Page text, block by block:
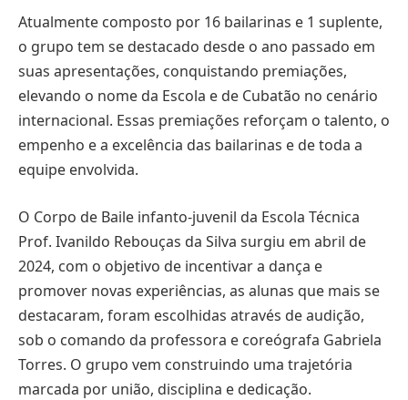
Atualmente composto por 16 bailarinas e 1 suplente,
o grupo tem se destacado desde o ano passado em
suas apresentações, conquistando premiações,
elevando o nome da Escola e de Cubatão no cenário
internacional. Essas premiações reforçam o talento, o
empenho e a excelência das bailarinas e de toda a
equipe envolvida.
O Corpo de Baile infanto-juvenil da Escola Técnica
Prof. Ivanildo Rebouças da Silva surgiu em abril de
2024, com o objetivo de incentivar a dança e
promover novas experiências, as alunas que mais se
destacaram, foram escolhidas através de audição,
sob o comando da professora e coreógrafa Gabriela
Torres. O grupo vem construindo uma trajetória
marcada por união, disciplina e dedicação.